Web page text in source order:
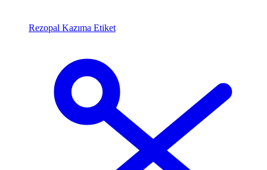
Rezopal Kazıma Etiket